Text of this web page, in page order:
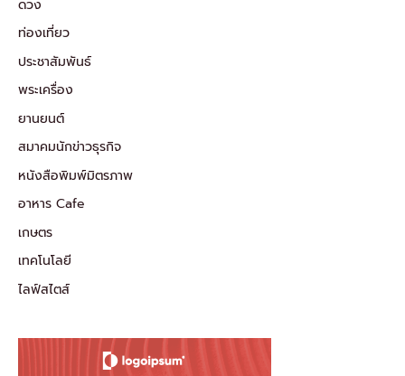
ดวง
ท่องเที่ยว
ประชาสัมพันธ์
พระเครื่อง
ยานยนต์
สมาคมนักข่าวธุรกิจ
หนังสือพิมพ์มิตรภาพ
อาหาร Cafe
เกษตร
เทคโนโลยี
ไลฟ์สไตส์